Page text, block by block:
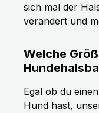
sich mal der
verändert und
Welche
Egal ob du
Hund hast,